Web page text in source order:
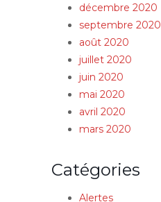
décembre 2020
septembre 2020
août 2020
juillet 2020
juin 2020
mai 2020
avril 2020
mars 2020
Catégories
Alertes